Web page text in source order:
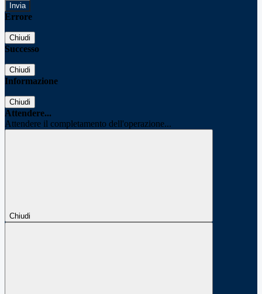
Errore
Chiudi
Successo
Chiudi
Informazione
Chiudi
Attendere...
Attendere il completamento dell'operazione...
Chiudi